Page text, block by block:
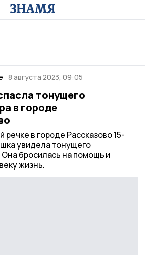
8 августа 2023, 09:05
тонущего
в городе
речке в городе Рассказово 15-
увидела тонущего
бросилась на помощь и
жизнь.